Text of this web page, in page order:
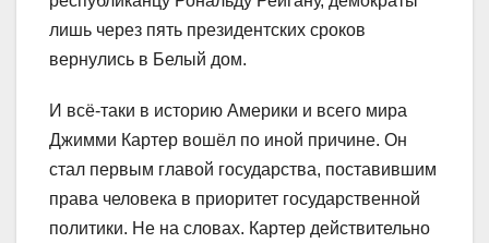
лишь через пять президентских сроков
вернулись в Белый дом.
И всё-таки в историю Америки и всего мира
Джимми Картер вошёл по иной причине. Он
стал первым главой государства, поставившим
права человека в приоритет государственной
политики. Не на словах. Картер действительно